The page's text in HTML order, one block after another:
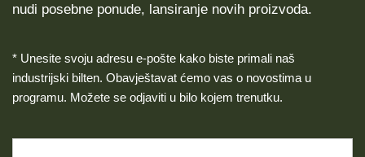
nudi posebne ponude, lansiranje novih proizvoda.
* Unesite svoju adresu e-pošte kako biste primali naš
industrijski bilten. Obavještavat ćemo vas o novostima u
programu. Možete se odjaviti u bilo kojem trenutku.